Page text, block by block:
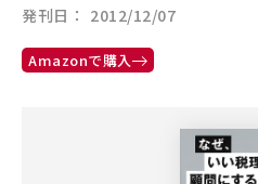
発刊日
2012/12/07
Amazonで購入